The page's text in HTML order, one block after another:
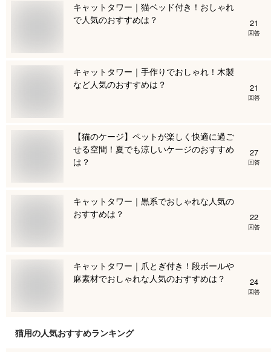
キャットタワー｜猫ベッド付き！おしゃれ
で人気のおすすめは？
21
回答
キャットタワー｜手作りでおしゃれ！木製
など人気のおすすめは？
21
回答
【猫のケージ】ペットが楽しく快適に過ご
せる空間！夏でも涼しいケージのおすすめ
は？
27
回答
キャットタワー｜黒系でおしゃれな人気の
おすすめは？
22
回答
キャットタワー｜爪とぎ付き！段ボールや
麻素材でおしゃれな人気のおすすめは？
24
回答
猫用の人気おすすめランキング